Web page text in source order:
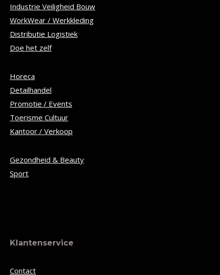
Industrie Veiligheid Bouw
WorkWear / Werkkleding
Distributie Logistiek
Doe het zelf
Horeca
Detailhandel
Promotie / Events
Toerisme Cultuur
Kantoor / Verkoop
Gezondheid & Beauty
Sport
Klantenservice
Contact